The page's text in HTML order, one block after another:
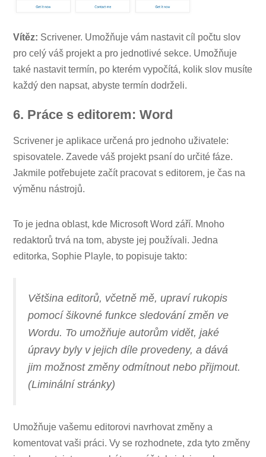
Vítěz: Scrivener. Umožňuje vám nastavit cíl počtu slov
pro celý váš projekt a pro jednotlivé sekce. Umožňuje
také nastavit termín, po kterém vypočítá, kolik slov musíte
každý den napsat, abyste termín dodrželi.
6. Práce s editorem: Word
Scrivener je aplikace určená pro jednoho uživatele:
spisovatele. Zavede váš projekt psaní do určité fáze.
Jakmile potřebujete začít pracovat s editorem, je čas na
výměnu nástrojů.
To je jedna oblast, kde Microsoft Word září. Mnoho
redaktorů trvá na tom, abyste jej používali. Jedna
editorka, Sophie Playle, to popisuje takto:
Většina editorů, včetně mě, upraví rukopis
pomocí šikovné funkce sledování změn ve
Wordu. To umožňuje autorům vidět, jaké
úpravy byly v jejich díle provedeny, a dává
jim možnost změny odmítnout nebo přijmout.
(Liminální stránky)
Umožňuje vašemu editorovi navrhovat změny a
komentovat vaši práci. Vy se rozhodnete, zda tyto změny